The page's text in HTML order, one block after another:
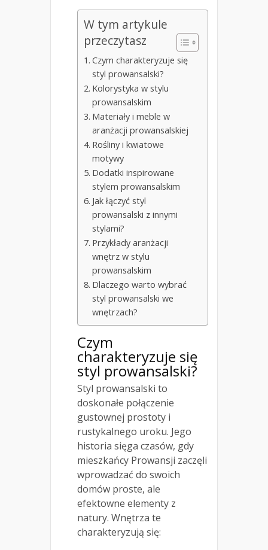
W tym artykule
przeczytasz
Czym charakteryzuje się
styl prowansalski?
Kolorystyka w stylu
prowansalskim
Materiały i meble w
aranżacji prowansalskiej
Rośliny i kwiatowe
motywy
Dodatki inspirowane
stylem prowansalskim
Jak łączyć styl
prowansalski z innymi
stylami?
Przykłady aranżacji
wnętrz w stylu
prowansalskim
Dlaczego warto wybrać
styl prowansalski we
wnętrzach?
Czym
charakteryzuje się
styl prowansalski?
Styl prowansalski to
doskonałe połączenie
gustownej prostoty i
rustykalnego uroku. Jego
historia sięga czasów, gdy
mieszkańcy Prowansji zaczęli
wprowadzać do swoich
domów proste, ale
efektowne elementy z
natury. Wnętrza te
charakteryzują się: